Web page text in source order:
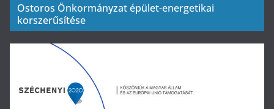
Ostoros Önkormányzat épület-energetikai
korszerűsítése